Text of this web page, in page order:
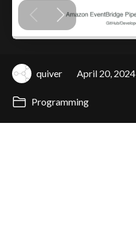
quiver April 20, 2024
Programming